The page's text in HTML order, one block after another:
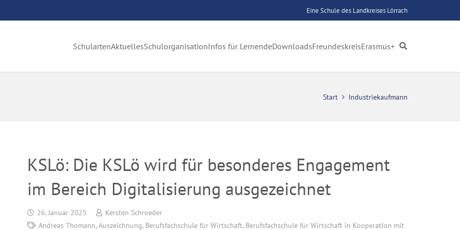
Eine Schule des Landkreises Lörrach
SchulartenAktuellesSchulorganisationInfos für LernendeDownloadsFreundeskreisErasmus+
Start Industriekaufmann
KSLö: Die KSLö wird für besonderes Engagement
im Bereich Digitalisierung ausgezeichnet
26. Januar 2025
Kersten Schroeder
Andreas Thomann,Auszeichnung, Berufsfachschule für Wirtschaft, Berufsfachschule für Wirtschaft in Kooperation mit